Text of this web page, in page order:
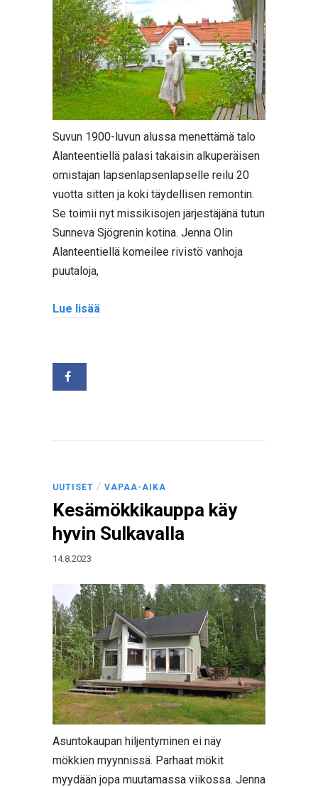
Suvun 1900-luvun alussa menettämä talo
Alanteentiellä palasi takaisin alkuperäisen
omistajan lapsenlapsenlapselle reilu 20
vuotta sitten ja koki täydellisen remontin.
Se toimii nyt missikisojen järjestäjänä tutun
Sunneva Sjögrenin kotina. Jenna Olin
Alanteentiellä komeilee rivistö vanhoja
puutaloja,
Lue lisää
UUTISET / VAPAA-AIKA
Kesämökkikauppa käy
hyvin Sulkavalla
14.8.2023
Asuntokaupan hiljentyminen ei näy
mökkien myynnissä. Parhaat mökit
myydään jopa muutamassa viikossa. Jenna